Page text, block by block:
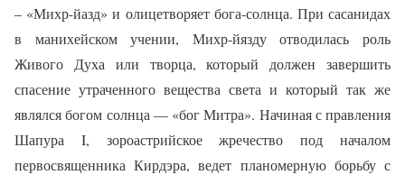
– «Михр-йазд» и олицетворяет бога-солнца. При сасанидах
в манихейском учении, Михр-йязду отводилась роль
Живого Духа или творца, который должен завершить
спасение утраченного вещества света и который так же
являлся богом солнца — «бог Митра». Начиная с правления
Шапура I, зороастрийское жречество под началом
первосвященника Кирдэра, ведет планомерную борьбу с